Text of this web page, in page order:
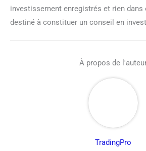
investissement enregistrés et rien dans
destiné à constituer un conseil en
À propos de
TradingPro